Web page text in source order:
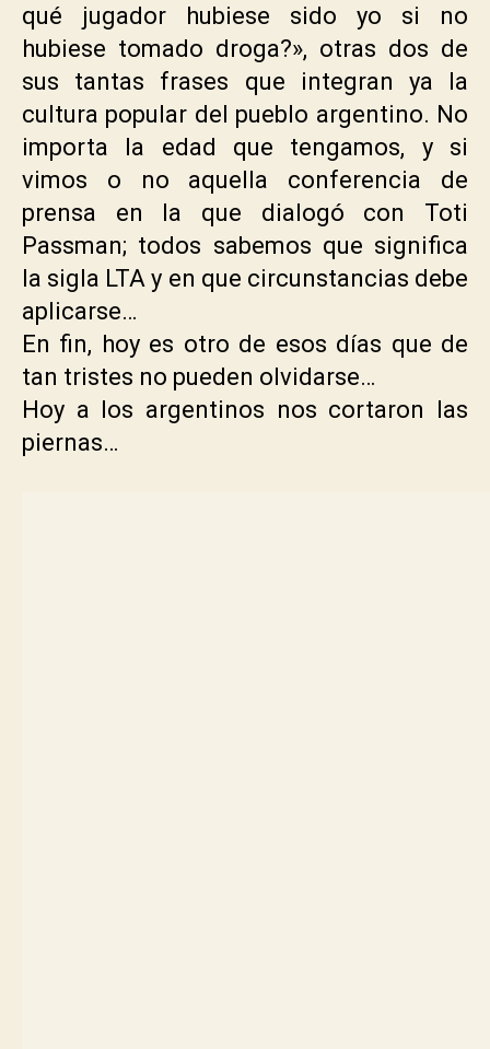
qué jugador hubiese sido yo si no
hubiese tomado droga?», otras dos de
sus tantas frases que integran ya la
cultura popular del pueblo argentino. No
importa la edad que tengamos, y si
vimos o no aquella conferencia de
prensa en la que dialogó con Toti
Passman; todos sabemos que significa
la sigla LTA y en que circunstancias debe
aplicarse…
En fin, hoy es otro de esos días que de
tan tristes no pueden olvidarse…
Hoy a los argentinos nos cortaron las
piernas…